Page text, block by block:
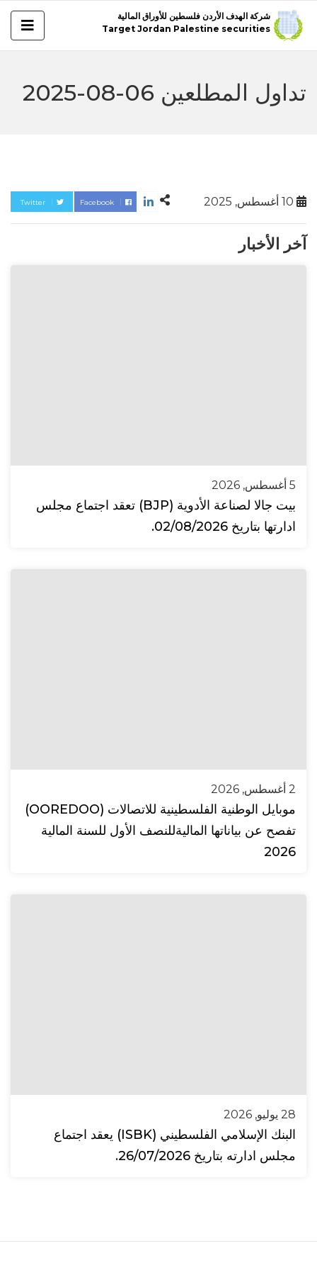
شركة الهدف الأردن فلسطين للأوراق المالية
Target Jordan Palestine securities
تداول المطلعين 06-08-2025
Twitter Facebook
آخر الأخبار
5 أغسطس, 2026
بيت جالا لصناعة الأدوية (BJP) تعقد اجتماع مجلس
ادارتها بتاريخ 02/08/2026.
2 أغسطس, 2026
موبايل الوطنية الفلسطينية للاتصالات (OOREDOO)
تفصح عن بياناتها الماليةللنصف الأول للسنة المالية
2026
28 يوليو, 2026
البنك الإسلامي الفلسطيني (ISBK) يعقد اجتماع
مجلس ادارته بتاريخ 26/07/2026.